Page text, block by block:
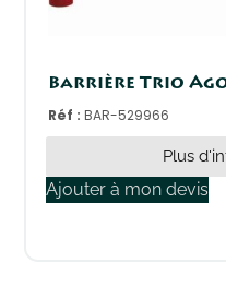
Barrière Trio
Réf :BAR-529966
Plus
Ajouter à mon devis